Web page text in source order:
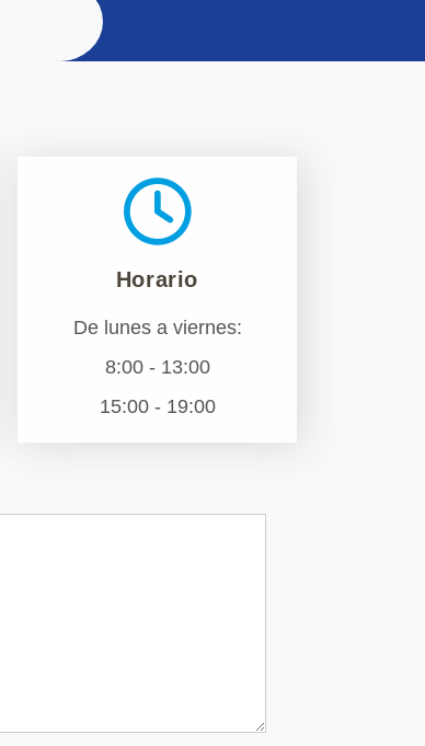
Horario
De lunes a viernes:
8:00 - 13:00
15:00 - 19:00